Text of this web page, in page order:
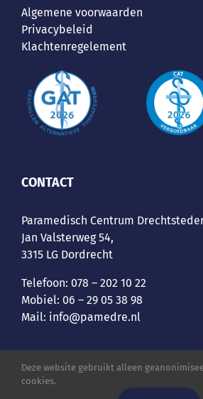
Algemene voorwaarden
Privacybeleid
Klachtenregelement
CONTACT
Paramedisch Centrum
Jan Valsterweg 54,
3315 LG Dordrecht
Telefoon: 078 – 202 10 22
Mobiel: 06 – 29 05 38 98
Mail: info@pamedre.nl
Deze website gebruikt alleen
cookies.